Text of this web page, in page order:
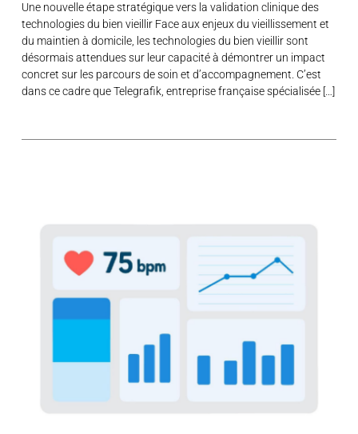
Une nouvelle étape stratégique vers la validation clinique des
technologies du bien vieillir Face aux enjeux du vieillissement et
du maintien à domicile, les technologies du bien vieillir sont
désormais attendues sur leur capacité à démontrer un impact
concret sur les parcours de soin et d’accompagnement. C’est
dans ce cadre que Telegrafik, entreprise française spécialisée […]